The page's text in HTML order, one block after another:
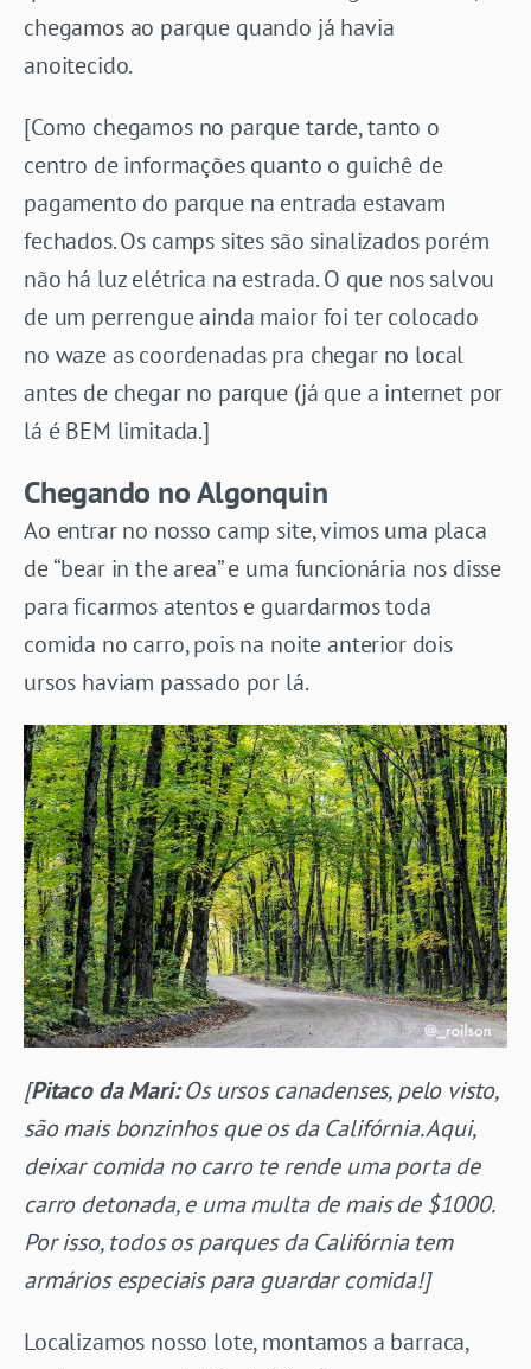
chegamos ao parque quando já havia
anoitecido.
[Como chegamos no parque tarde, tanto o
centro de informações quanto o guichê de
pagamento do parque na entrada estavam
fechados. Os camps sites são sinalizados porém
não há luz elétrica na estrada. O que nos salvou
de um perrengue ainda maior foi ter colocado
no waze as coordenadas pra chegar no local
antes de chegar no parque (já que a internet por
lá é BEM limitada.]
Chegando no Algonquin
Ao entrar no nosso camp site, vimos uma placa
de “bear in the area” e uma funcionária nos disse
para ficarmos atentos e guardarmos toda
comida no carro, pois na noite anterior dois
ursos haviam passado por lá.
[Pitaco da Mari:Os ursos canadenses, pelo visto,
são mais bonzinhos que os da Califórnia. Aqui,
deixar comida no carro te rende uma porta de
carro detonada, e uma multa de mais de $1000.
Por isso, todos os parques da Califórnia tem
armários especiais para guardar comida!]
Localizamos nosso lote, montamos a barraca,